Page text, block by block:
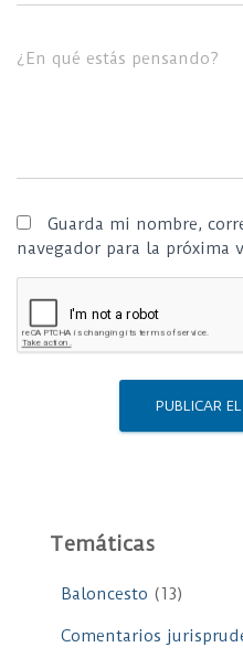
¿En qué estás pensando?
Guarda mi nombre,
navegador para la próxima
Temáticas
Baloncesto (13)
Comentarios